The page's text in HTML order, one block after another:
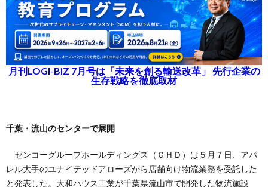
月刊LOGI-BIZ 7月号は「未来を創る輸送改革」 先行企業の
生存戦略を徹底取材
千葉・流山のセンターで展開
センコーグループホールディングス（ＧＨＤ）は５月７日、アパ
レル大手のユナイテッドアローズから店舗向け物流業務を受託した
と発表した。大和ハウス工業が千葉県流山市で開発した物流施設